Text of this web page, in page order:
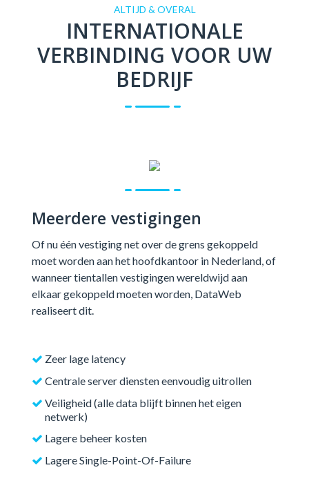
ALTIJD & OVERAL
INTERNATIONALE
VERBINDING VOOR UW
BEDRIJF
Meerdere vestigingen
Of nu één vestiging net over de grens gekoppeld
moet worden aan het hoofdkantoor in Nederland, of
wanneer tientallen vestigingen wereldwijd aan
elkaar gekoppeld moeten worden, DataWeb
realiseert dit.
Zeer lage latency
Centrale server diensten eenvoudig uitrollen
Veiligheid (alle data blijft binnen het eigen
netwerk)
Lagere beheer kosten
Lagere Single-Point-Of-Failure